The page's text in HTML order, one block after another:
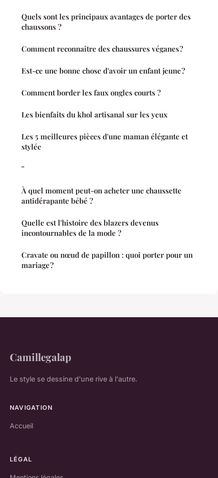
Quels sont les principaux avantages de porter des
chaussons ?
Comment reconnaître des chaussures véganes ?
Est-ce une bonne chose d'avoir un enfant jeune ?
Comment border les faux ongles courts ?
Les bienfaits du khol artisanal sur les yeux
Les 5 meilleures pièces d'une maman élégante et
stylée
''
À quel moment peut-on acheter une chaussette
antidérapante bébé ?
Quelle est l'histoire des blazers devenus
incontournables de la mode ?
Cravate ou nœud de papillon : quoi porter pour un
mariage ?
Camillegalap
Le style se dessine d'une rive à l'autre.
NAVIGATION
Accueil
LÉGAL